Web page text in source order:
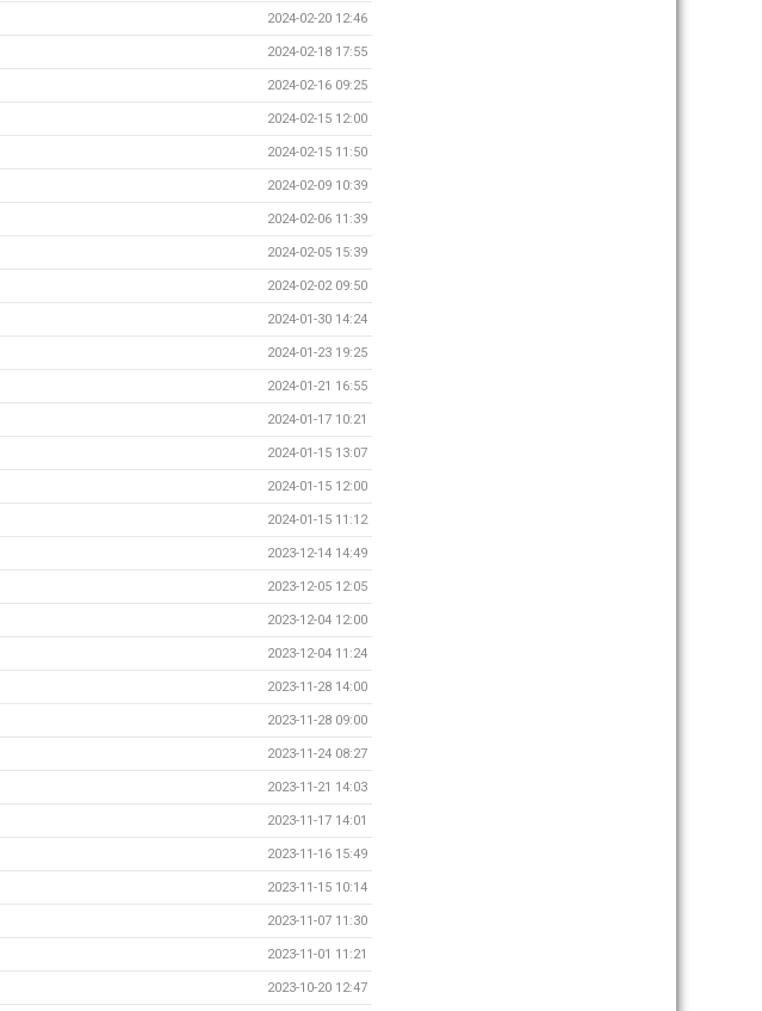
2024-02-20 12:46
2024-02-18 17:55
2024-02-16 09:25
2024-02-15 12:00
2024-02-15 11:50
2024-02-09 10:39
2024-02-06 11:39
2024-02-05 15:39
2024-02-02 09:50
2024-01-30 14:24
2024-01-23 19:25
2024-01-21 16:55
2024-01-17 10:21
2024-01-15 13:07
2024-01-15 12:00
2024-01-15 11:12
2023-12-14 14:49
2023-12-05 12:05
2023-12-04 12:00
2023-12-04 11:24
2023-11-28 14:00
2023-11-28 09:00
2023-11-24 08:27
2023-11-21 14:03
2023-11-17 14:01
2023-11-16 15:49
2023-11-15 10:14
2023-11-07 11:30
2023-11-01 11:21
2023-10-20 12:47